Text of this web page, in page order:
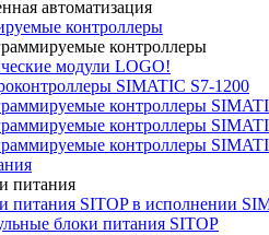
автоматизация
контроллеры
контроллеры
модули LOGO!
SIMATIC S7-1200
контроллеры
контроллеры
контроллеры
питания
питания SITOP в исполнении
блоки питания SITOP